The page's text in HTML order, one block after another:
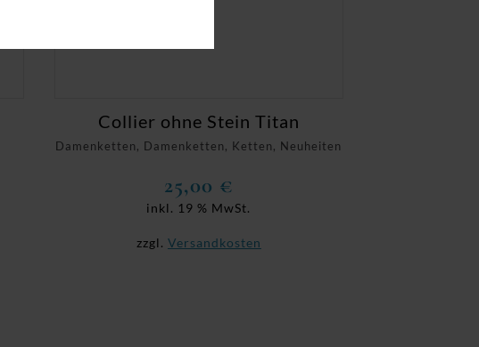
Damenketten, Damenketten, Ketten, Neuheiten
Collier ohne Stein Titan
25,00 €
inkl. 19 % MwSt.
zzgl. Versandkosten